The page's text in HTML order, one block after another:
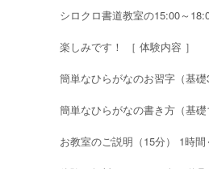
シロクロ書道教室の15:00～
楽しみです！ ［ 体験内容 ］
簡単なひらがなのお習字（基礎
簡単なひらがなの書き方（基礎
お教室のご説明（15分） 1時間